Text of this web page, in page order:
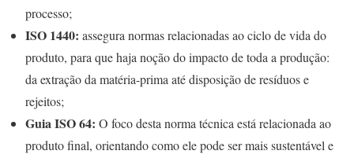
processo;
ISO 1440: assegura normas relacionadas ao ciclo de vida do
produto, para que haja noção do impacto de toda a produção:
da extração da matéria-prima até disposição de resíduos e
rejeitos;
Guia ISO 64: O foco desta norma técnica está relacionada ao
produto final, orientando como ele pode ser mais sustentável e